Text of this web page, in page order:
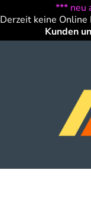
*** neu
Derzeit keine
Kunden